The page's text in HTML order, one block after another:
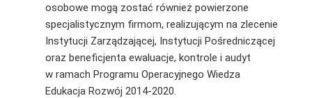
osobowe mogą zostać również powierzone
specjalistycznym firmom, realizującym na zlecenie
Instytucji Zarządzającej, Instytucji Pośredniczącej
oraz beneficjenta ewaluacje, kontrole i audyt
w ramach Programu Operacyjnego Wiedza
Edukacja Rozwój 2014-2020.